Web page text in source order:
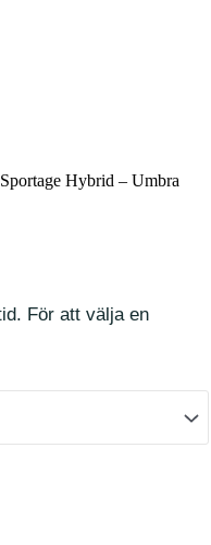
Hybrid – Umbra
För att välja en